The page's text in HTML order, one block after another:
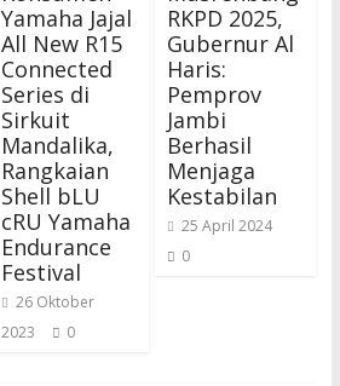
Yamaha Jajal
All New R15
Connected
Series di
Sirkuit
Mandalika,
Rangkaian
Shell bLU
cRU Yamaha
Endurance
Festival
26 Oktober
2023
0
RKPD 2025,
Gubernur Al
Haris:
Pemprov
Jambi
Berhasil
Menjaga
Kestabilan
25 April 2024
0